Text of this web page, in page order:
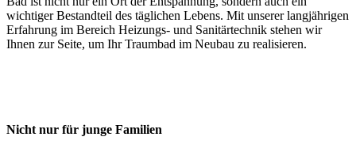
wichtiger Bestandteil des täglichen Lebens. Mit unserer langjährigen
Erfahrung im Bereich Heizungs- und Sanitärtechnik stehen wir
Ihnen zur Seite, um Ihr Traumbad im Neubau zu realisieren.
Nicht nur für junge Familien